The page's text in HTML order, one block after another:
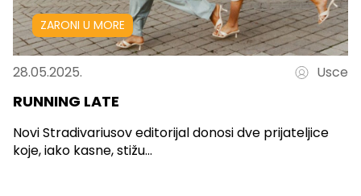
ZARONI U MORE
28.05.2025. Usce
RUNNING LATE
Novi Stradivariusov editorijal donosi dve prijateljice
koje, iako kasne, stižu...